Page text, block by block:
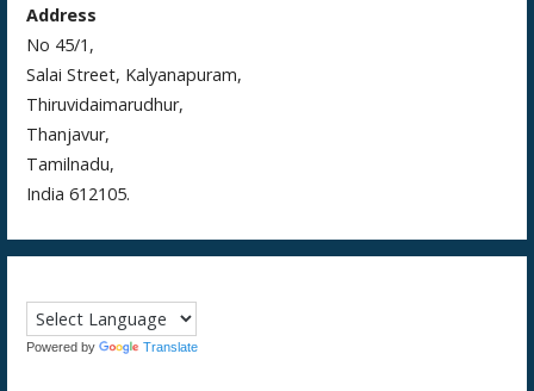
Address
No 45/1,
Salai Street, Kalyanapuram,
Thiruvidaimarudhur,
Thanjavur,
Tamilnadu,
India 612105.
Powered by Translate